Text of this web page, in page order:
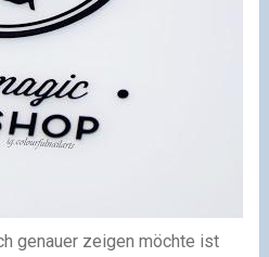
genauer zeigen möchte ist